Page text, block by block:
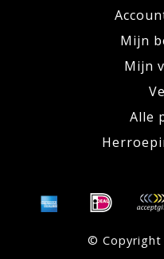
Mijn
Mijn
Alle
© Copyright